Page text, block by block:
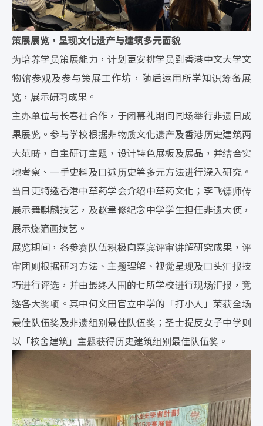
策展展览，呈现文化遗产与建筑多元面貌
为培养学员策展能力，计划更安排学员到香港中文大学文
物馆参观及参与策展工作坊，随后运用所学知识筹备展
览，展示研习成果。
主办单位与长春社合作，于闭幕礼期间同场举行非遗日成
果展览。参与学校根据非物质文化遗产及香港历史建筑两
大范畴，自主研订主题，设计特色展板及展品，并结合实
地考察、一手史料及口述历史等多元方法进行深入研究。
当日更特邀香港中草药学会介绍中草药文化；李飞镖师传
展示舞麒麟技艺，及赵聿修纪念中学学生担任非遗大使，
展示烧箔画技艺。
展览期间，各参赛队伍积极向嘉宾评审讲解研究成果，评
审团则根据研习方法、主题理解、视觉呈现及口头汇报技
巧进行评选，并由最终入围的七所学校进行现场汇报，竞
逐各大奖项。其中何文田官立中学的「打小人」荣获全场
最佳队伍奖及非遗组别最佳队伍奖；圣士提反女子中学则
以「校舍建筑」主题获得历史建筑组别最佳队伍奖。